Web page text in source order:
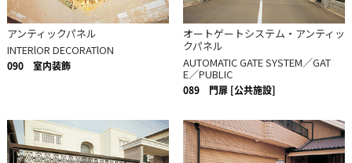
アンティックパネル
INTERlOR DECORATlON
090 室内装飾
オートゲートシステム・アンティッ
クパネル
AUTOMATIC GATE SYSTEM／GAT
E／PUBLIC
089 門扉 [公共施設]